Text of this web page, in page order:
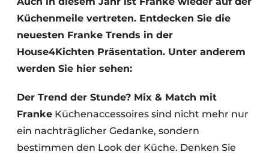
Datenschutz / Cookie-Erklärung
Offene Stellen
Videos
Möbelbeschläge und Schränke
Küchenmeile vertreten. Entdecken Sie die
neuesten Franke Trends in der
House4Kichten Präsentation. Unter anderem
werden Sie hier sehen:
Der Trend der Stunde? Mix & Match mit
Franke Küchenaccessoires sind nicht mehr nur
ein nachträglicher Gedanke, sondern
bestimmen den Look der Küche. Denken Sie